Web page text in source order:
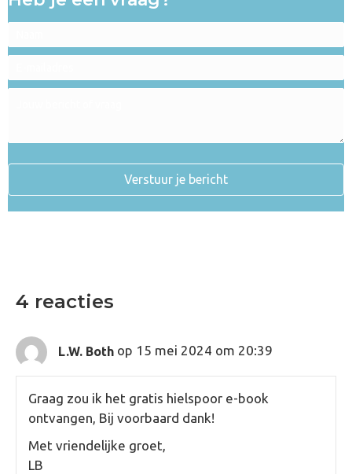
Verstuur je bericht
4 reacties
L.W. Both op 15 mei 2024 om 20:39
Graag zou ik het gratis hielspoor e-book
ontvangen, Bij voorbaard dank!
Met vriendelijke groet,
LB